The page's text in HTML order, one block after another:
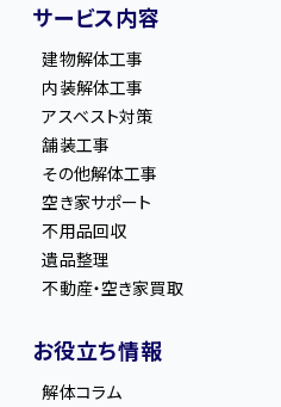
サービス内容
建物解体工事
内装解体工事
アスベスト対策
舗装工事
その他解体工事
空き家サポート
不用品回収
遺品整理
不動産・空き家買取
お役立ち情報
解体コラム